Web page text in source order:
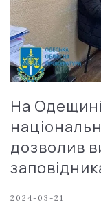
На
дозволив
2024-03-21